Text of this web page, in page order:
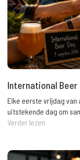
International Beer
Elke eerste vrijdag van
uitstekende dag om
Verder lezen